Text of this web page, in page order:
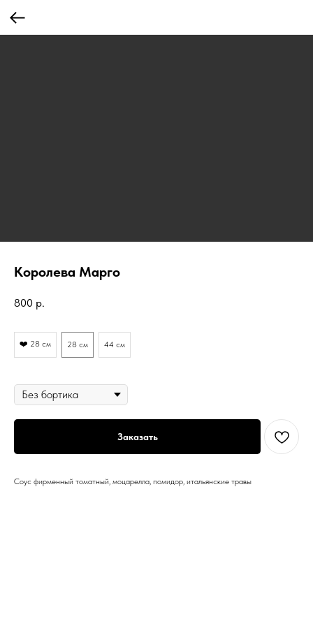
Королева Марго
800 р.
❤️ 28 см 28 см 44 см
Заказать
Соус фирменный томатный, моцарелла, помидор, итальянские травы